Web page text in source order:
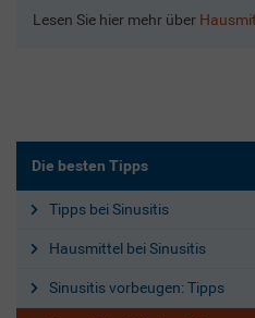
Lesen Sie hier mehr über
Die besten Tipps
Tipps bei Sinusitis
Hausmittel bei Sinusitis
Sinusitis vorbeugen: Tipps